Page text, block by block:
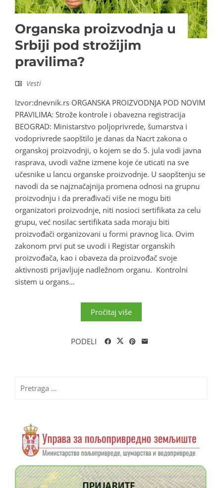
Organska proizvodnja u
Srbiji pod strožijim
pravilima?
Vesti
Izvor:dnevnik.rs ORGANSKA PROIZVODNJA POD NOVIM
PRAVILIMA: Strože kontrole i obavezna registracija
BEOGRAD: Ministarstvo poljoprivrede, šumarstva i
vodoprivrede saopštilo je danas da Nacrt zakona o
organskoj proizvodnji, o kojem se do 5. jula vodi javna
rasprava, uvodi važne izmene koje će uticati na sve
učesnike u lancu organske proizvodnje. U saopštenju se
navodi da se najznačajnija promena odnosi na grupnu
proizvodnju i da prerađivači više ne mogu biti
organizatori proizvodnje, niti nosioci sertifikata za celu
grupu, već nosilac sertifikata sada moraju biti
proizvođači organizovani u formi pravnog lica. Ovim
zakonom prvi put se uvodi i Registar organskih
proizvođača, kao i obaveza da proizvođač svoje
aktivnosti prijavljuje nadležnom organu. Kontrolni
sistem u organs...
Pročitaj više
PODELI
za: